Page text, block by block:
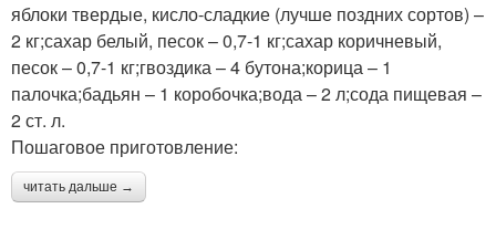
яблоки твердые, кисло-сладкие (лучше поздних сортов) –
2 кг;сахар белый, песок – 0,7-1 кг;сахар коричневый,
песок – 0,7-1 кг;гвоздика – 4 бутона;корица – 1
палочка;бадьян – 1 коробочка;вода – 2 л;сода пищевая –
2 ст. л.
Пошаговое приготовление:
читать дальше →